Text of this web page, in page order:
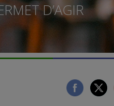
D’AGIR